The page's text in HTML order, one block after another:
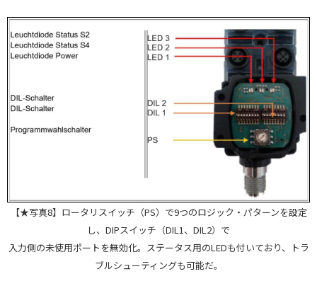
【★写真8】ロータリスイッチ（PS）で9つのロジック・パターンを設定
し、DIPスイッチ（DIL1、DIL2）で
入力側の未使用ポートを無効化。ステータス用のLEDも付いており、トラ
ブルシューティングも可能だ。